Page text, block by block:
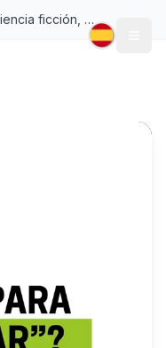
Suena a ciencia ficción, pero no lo es ✨.